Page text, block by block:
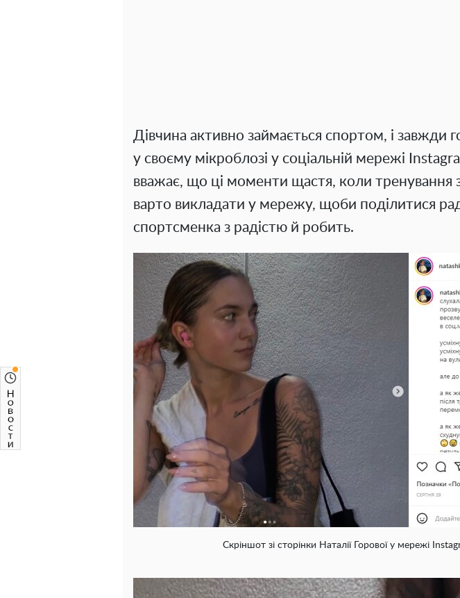
Дівчина активно займається спортом, і завжди
у своєму мікроблозі у соціальній мережі
вважає, що ці моменти щастя, коли тренування
варто викладати у мережу, щоби поділитися
спортсменка з радістю й робить.
Скріншот зі сторінки Наталії Горової у мережі